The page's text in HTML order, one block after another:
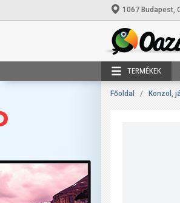
1067 Budapest,
TERMÉKEK
Főoldal / Konzol,